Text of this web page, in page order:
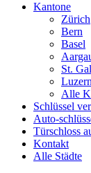
Kantone
Zürich
Bern
Basel
St.
Luzern
Alle
Schlüssel
Auto-
Türschloss
Kontakt
Alle Städte